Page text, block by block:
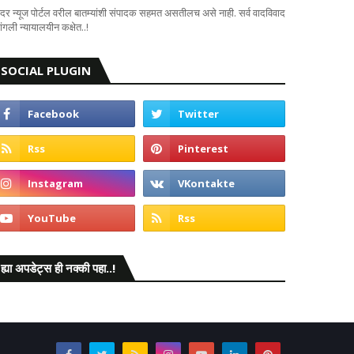
न्यूज पोर्टल वरील बातम्यांशी संपादक सहमत असतीलच असे नाही. सर्व वादविवाद
न्यायालयीन कक्षेत..!
SOCIAL PLUGIN
ह्या अपडेट्स ही नक्की पहा..!